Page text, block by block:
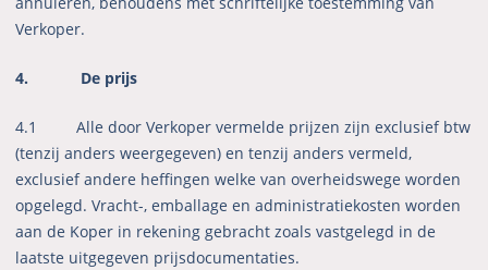
Verkoper.
4. De prijs
4.1Alle door Verkoper vermelde prijzen zijn exclusief btw
(tenzij anders weergegeven) en tenzij anders vermeld,
exclusief andere heffingen welke van overheidswege worden
opgelegd. Vracht-, emballage en administratiekosten worden
aan de Koper in rekening gebracht zoals vastgelegd in de
laatste uitgegeven prijsdocumentaties.